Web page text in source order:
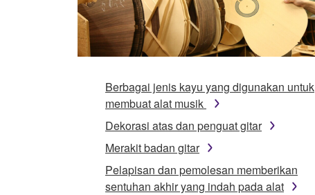
Berbagai jenis kayu yang digunakan untuk
membuat alat musik
Dekorasi atas dan penguat gitar
Merakit badan gitar
Pelapisan dan pemolesan memberikan
sentuhan akhir yang indah pada alat